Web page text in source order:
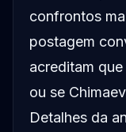
confrontos
postagem
acreditam
ou se
Detalhes da